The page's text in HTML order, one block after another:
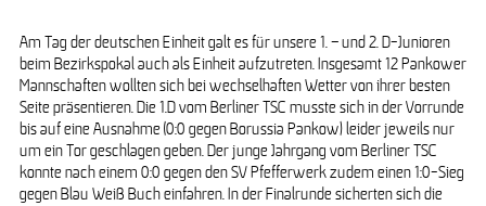
Am Tag der deutschen Einheit galt es für unsere 1. – und 2. D-Junioren
beim Bezirkspokal auch als Einheit aufzutreten. Insgesamt 12 Pankower
Mannschaften wollten sich bei wechselhaften Wetter von ihrer besten
Seite präsentieren. Die 1.D vom Berliner TSC musste sich in der Vorrunde
bis auf eine Ausnahme (0:0 gegen Borussia Pankow) leider jeweils nur
um ein Tor geschlagen geben. Der junge Jahrgang vom Berliner TSC
konnte nach einem 0:0 gegen den SV Pfefferwerk zudem einen 1:0-Sieg
gegen Blau Weiß Buch einfahren. In der Finalrunde sicherten sich die